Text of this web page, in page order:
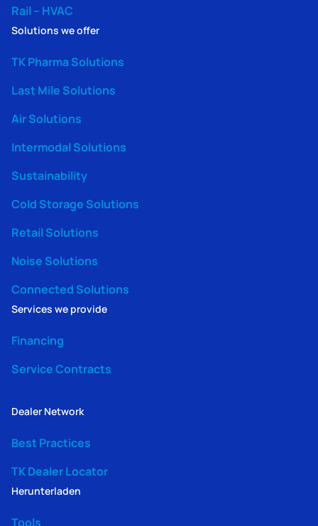
Rail – HVAC
Solutions we offer
TK Pharma Solutions
Last Mile Solutions
Air Solutions
Intermodal Solutions
Sustainability
Cold Storage Solutions
Retail Solutions
Noise Solutions
Connected Solutions
Services we provide
Financing
Service Contracts
Dealer Network
Best Practices
TK Dealer Locator
Herunterladen
Tools